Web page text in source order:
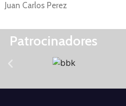
Juan Carlos Perez
Patrocinadores